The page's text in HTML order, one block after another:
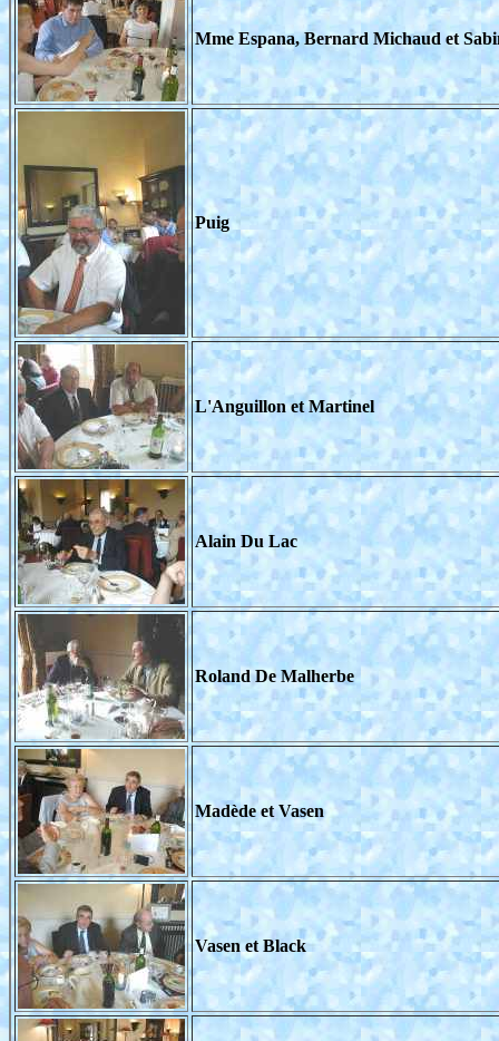
Mme Espana, Bernard Michaud et
Puig
L'Anguillon et Martinel
Alain Du Lac
Roland De Malherbe
Madède et Vasen
Vasen et Black